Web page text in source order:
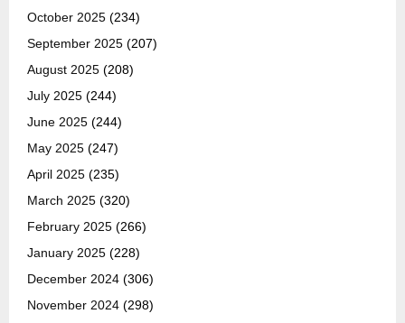
October 2025 (234)
September 2025 (207)
August 2025 (208)
July 2025 (244)
June 2025 (244)
May 2025 (247)
April 2025 (235)
March 2025 (320)
February 2025 (266)
January 2025 (228)
December 2024 (306)
November 2024 (298)